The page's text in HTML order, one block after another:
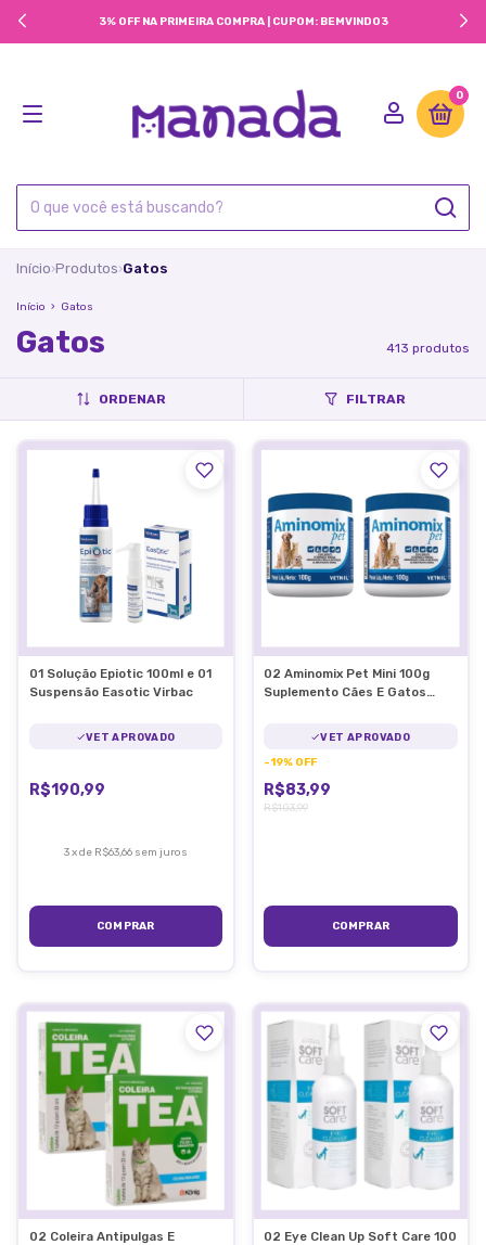
3% OFF NA PRIMEIRA COMPRA | CUPOM: BEMVINDO3
0
Início›Produtos›Gatos
Início › Gatos
Gatos 413 produtos
ORDENAR FILTRAR
01 Solução Epiotic 100ml e 01
Suspensão Easotic Virbac
VET APROVADO
R$190,99
3xde R$63,66 sem juros
02 Aminomix Pet Mini 100g
Suplemento Cães E Gatos
VET APROVADO
-19% OFF
R$83,99
R$103,99
02 Coleira Antipulgas E
02 Eye Clean Up Soft Care 100